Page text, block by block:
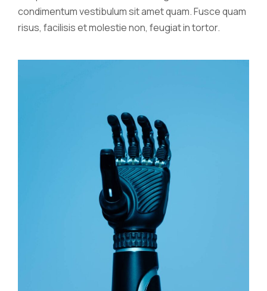
condimentum vestibulum sit amet quam. Fusce quam
risus, facilisis et molestie non, feugiat in tortor.